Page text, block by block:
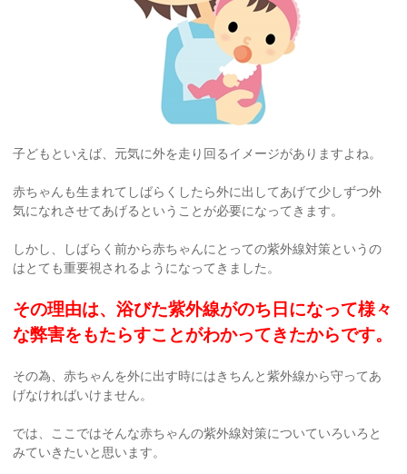
子どもといえば、元気に外を走り回るイメージがありますよね。
赤ちゃんも生まれてしばらくしたら外に出してあげて少しずつ外
気になれさせてあげるということが必要になってきます。
しかし、しばらく前から赤ちゃんにとっての紫外線対策というの
はとても重要視されるようになってきました。
その理由は、浴びた紫外線がのち日になって様々
な弊害をもたらすことがわかってきたからです。
その為、赤ちゃんを外に出す時にはきちんと紫外線から守ってあ
げなければいけません。
では、ここではそんな赤ちゃんの紫外線対策についていろいろと
みていきたいと思います。